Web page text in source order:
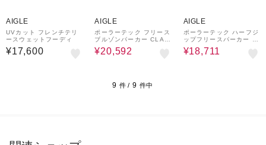
AIGLE
UVカット フレンチテリ
ースウェットフーディ
¥17,600
AIGLE
ポーラーテック フリース
ブルゾンパーカー CLAS
SIC 300
¥20,592
AIGLE
ポーラーテック ハーフジ
ップフリースパーカー /
POLARTEC THERMAL
PRO
¥18,711
9 件 / 9 件中